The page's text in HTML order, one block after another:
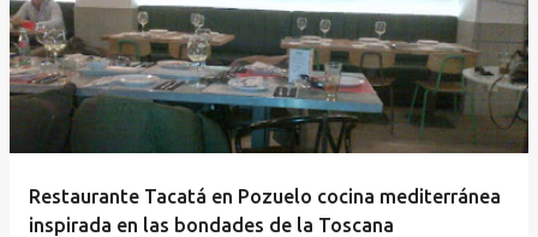
Restaurante Tacatá en Pozuelo cocina mediterránea
inspirada en las bondades de la Toscana